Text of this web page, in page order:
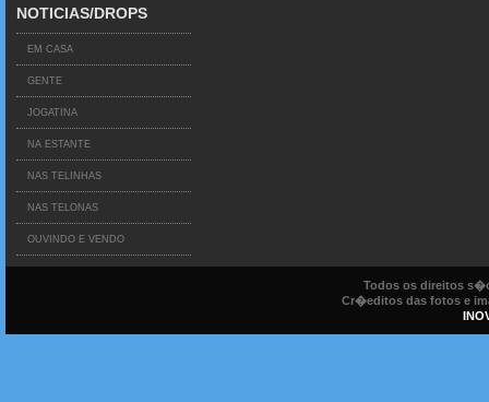
NOTICIAS/DROPS
EM CASA
GENTE
JOGATINA
NA ESTANTE
NAS TELINHAS
NAS TELONAS
OUVINDO E VENDO
Todos os direitos
Cr�editos das fotos e